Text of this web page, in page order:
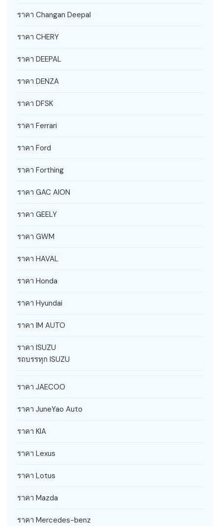
ราคา Changan Deepal
ราคา CHERY
ราคา DEEPAL
ราคา DENZA
ราคา DFSK
ราคา Ferrari
ราคา Ford
ราคา Forthing
ราคา GAC AION
ราคา GEELY
ราคา GWM
ราคา HAVAL
ราคา Honda
ราคา Hyundai
ราคา IM AUTO
ราคา ISUZU
รถบรรทุก ISUZU
ราคา JAECOO
ราคา JuneYao Auto
ราคา KIA
ราคา Lexus
ราคา Lotus
ราคา Mazda
ราคา Mercedes-benz